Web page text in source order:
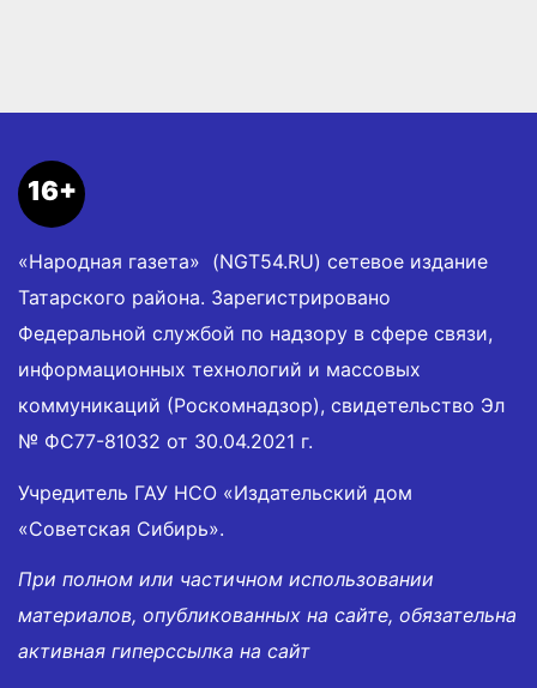
16+
«Народная газета» (NGT54.RU) сетевое издание
Татарского района. Зарегистрировано
Федеральной службой по надзору в сфере связи,
информационных технологий и массовых
коммуникаций (Роскомнадзор), свидетельство Эл
№ ФС77-81032 от 30.04.2021 г.
Учредитель ГАУ НСО «Издательский дом
«Советская Сибирь».
При полном или частичном использовании
материалов, опубликованных на сайте, обязательна
активная гиперссылка на сайт